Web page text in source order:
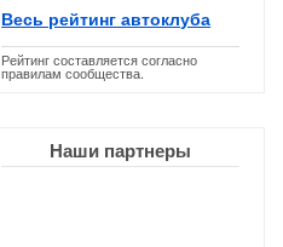
Весь рейтинг автоклуба
Рейтинг составляется согласно
правилам сообщества.
Наши партнеры